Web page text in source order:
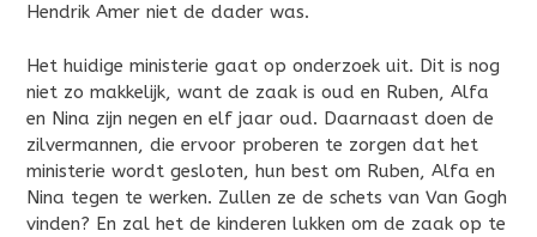
Hendrik Amer niet de dader was.
Het huidige ministerie gaat op onderzoek uit. Dit is nog
niet zo makkelijk, want de zaak is oud en Ruben, Alfa
en Nina zijn negen en elf jaar oud. Daarnaast doen de
zilvermannen, die ervoor proberen te zorgen dat het
ministerie wordt gesloten, hun best om Ruben, Alfa en
Nina tegen te werken. Zullen ze de schets van Van Gogh
vinden? En zal het de kinderen lukken om de zaak op te